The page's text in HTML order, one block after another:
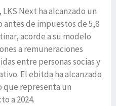
Next ha alcanzado un
de impuestos de 5,8
acorde a su modelo
a remuneraciones
entre personas socias y
El ebitda ha alcanzado
que representa un
a 2024.